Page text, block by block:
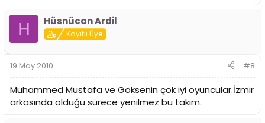
H Hüsnücan Ardil
Kayıtlı Üye
19 May 2010 #8
Muhammed Mustafa ve Göksenin çok iyi oyuncular.İzmir
arkasında olduğu sürece yenilmez bu takım.